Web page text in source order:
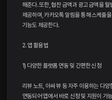
해준다. 또한, 협찬 금액과 광고 금액을 월
제공하며, 카카오톡 알림을 통해 스케줄
기능도 제공한다.
2. 앱 활용법
1) 다양한 플랫폼 연동 및 간편한 신청
리뷰 노트, 아싸 뷰 등 자주 이용하는 다
연동되어 앱에서 바로 신청 및 지원이 가